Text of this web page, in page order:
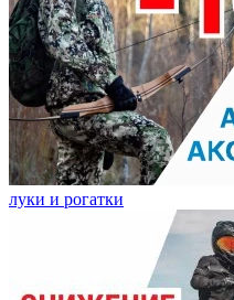
луки и рогатки